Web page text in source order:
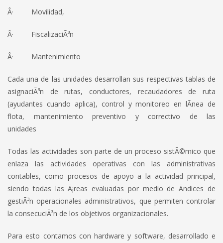
Â· Movilidad,
Â· FiscalizaciÃ³n
Â· Mantenimiento
Cada una de las unidades desarrollan sus respectivas tablas de
asignaciÃ³n de rutas, conductores, recaudadores de ruta
(ayudantes cuando aplica), control y monitoreo en lÃ­nea de
flota, mantenimiento preventivo y correctivo de las
unidades
Todas las actividades son parte de un proceso sistÃ©mico que
enlaza las actividades operativas con las administrativas
contables, como procesos de apoyo a la actividad principal,
siendo todas las Ã¡reas evaluadas por medio de Ã­ndices de
gestiÃ³n operacionales administrativos, que permiten controlar
la consecuciÃ³n de los objetivos organizacionales.
Para esto contamos con hardware y software, desarrollado e